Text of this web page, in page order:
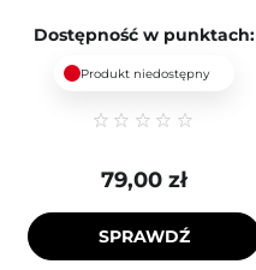
Dostępność w punktach:
Produkt niedostępny
79,00 zł
SPRAWDŹ